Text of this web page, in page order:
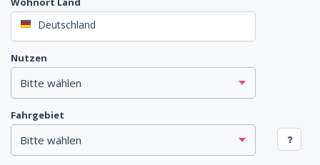
Deutschland
Nutzen
Fahrgebiet